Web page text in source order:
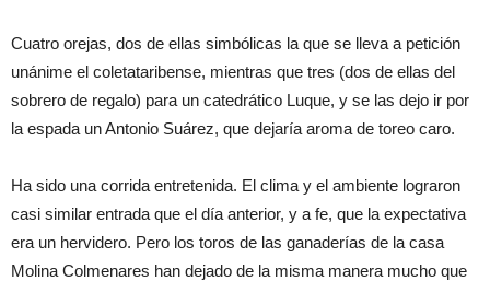
Cuatro orejas, dos de ellas simbólicas la que se lleva a petición
unánime el coletataribense, mientras que tres (dos de ellas del
sobrero de regalo) para un catedrático Luque, y se las dejo ir por
la espada unAntonio Suárez, que dejaría aroma de toreo caro.
Ha sido una corrida entretenida. El clima y el ambiente lograron
casi similar entrada que el día anterior, y a fe, que la expectativa
era un hervidero. Pero los toros de las ganaderías de la casa
Molina Colmenares han dejado de la misma manera mucho que